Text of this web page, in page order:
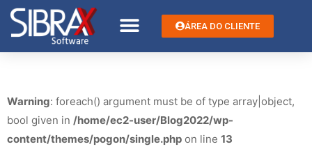
ÁREA DO CLIENTE
Warning: foreach() argument must be of type array|object,
bool given in /home/ec2-user/Blog2022/wp-
content/themes/pogon/single.php on line 13